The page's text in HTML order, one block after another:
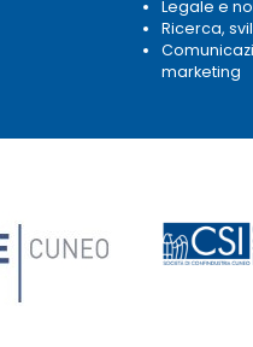
Legale e
Ricerca,
marketing